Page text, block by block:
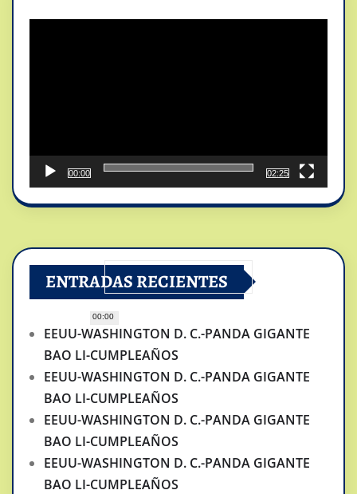
00:00
00:00
02:25
ENTRADAS RECIENTES
EEUU-WASHINGTON D. C.-PANDA GIGANTE
BAO LI-CUMPLEAÑOS
EEUU-WASHINGTON D. C.-PANDA GIGANTE
BAO LI-CUMPLEAÑOS
EEUU-WASHINGTON D. C.-PANDA GIGANTE
BAO LI-CUMPLEAÑOS
EEUU-WASHINGTON D. C.-PANDA GIGANTE
BAO LI-CUMPLEAÑOS